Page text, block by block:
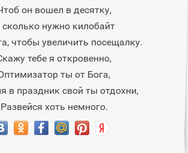
он вошел в десятку,
сколько нужно килобайт
чтобы увеличить посещалку.
тебе я откровенно,
ты от Бога,
в праздник свой ты отдохни,
Развейся хоть немного.